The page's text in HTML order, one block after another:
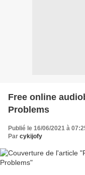
Free online
Problems
Publié le 16/06/2021 à
Par cykijofy